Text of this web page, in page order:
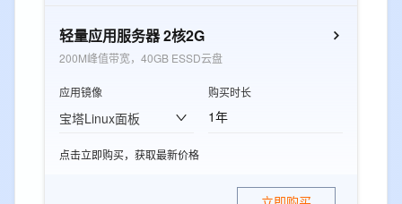
轻量应用服务器 2核2G
200M峰值带宽，40GB ESSD云盘
应用镜像
宝塔Linux面板
购买时长
1年
点击立即购买，获取最新价格